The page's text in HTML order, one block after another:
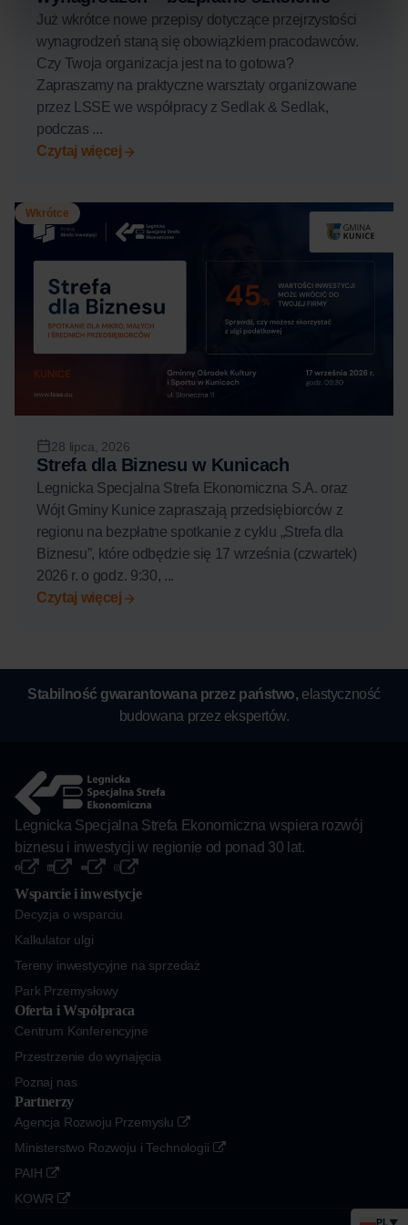
Już wkrótce nowe przepisy dotyczące przejrzystości
wynagrodzeń staną się obowiązkiem pracodawców.
Czy Twoja organizacja jest na to gotowa?
Zapraszamy na praktyczne warsztaty organizowane
przez LSSE we współpracy z Sedlak & Sedlak,
podczas ...
Czytaj więcej
Wkrótce
28 lipca, 2026
Strefa dla Biznesu w Kunicach
Legnicka Specjalna Strefa Ekonomiczna S.A. oraz
Wójt Gminy Kunice zapraszają przedsiębiorców z
regionu na bezpłatne spotkanie z cyklu „Strefa dla
Biznesu”, które odbędzie się 17 września (czwartek)
2026 r. o godz. 9:30, ...
Czytaj więcej
Stabilność gwarantowana przez państwo, elastyczność
budowana przez ekspertów.
Legnicka Specjalna Strefa Ekonomiczna wspiera rozwój
biznesu i inwestycji w regionie od ponad 30 lat.
Wsparcie i inwestycje
Decyzja o wsparciu
Kalkulator ulgi
Tereny inwestycyjne na sprzedaż
Park Przemysłowy
Oferta i Współpraca
Centrum Konferencyjne
Przestrzenie do wynajęcia
Poznaj nas
Partnerzy
Agencja Rozwoju Przemysłu
Ministerstwo Rozwoju i Technologii
PAIH
KOWR
PL ▼